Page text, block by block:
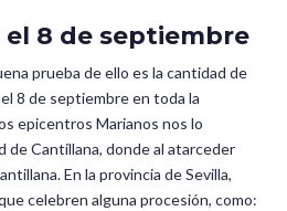
el 8 de septiembre
prueba de ello es la cantidad de
8 de septiembre en toda la
epicentros Marianos nos lo
de Cantillana, donde al atarceder
En la provincia de Sevilla,
celebren alguna procesión, como: